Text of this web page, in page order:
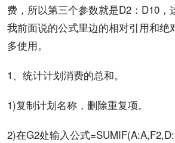
费，所以第三个参数就是D2：D10，
我前面说的公式里边的相对引用和绝
多使用。
1、统计计划消费的总和。
1)复制计划名称，删除重复项。
2)在G2处输入公式